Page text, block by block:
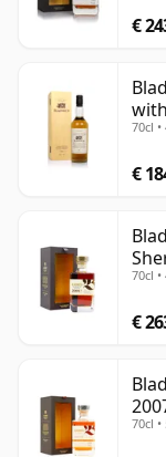
€
70cl •
€
70cl •
€
70cl •